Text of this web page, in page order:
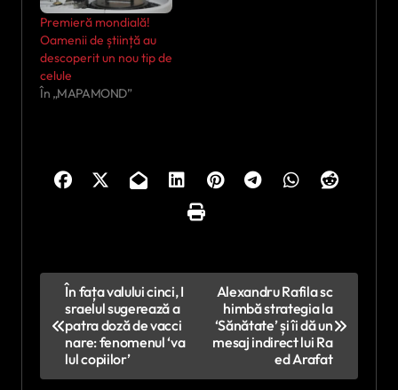
Premieră mondială!
Oamenii de știință au
descoperit un nou tip de
celule
În „MAPAMOND”
i
În fața valului cinci, I
sraelul sugerează a
patra doză de vacci
nare: fenomenul ‘va
lul copiilor’
Alexandru Rafila sc
himbă strategia la
‘Sănătate’ și îi dă un
mesaj indirect lui Ra
ed Arafat